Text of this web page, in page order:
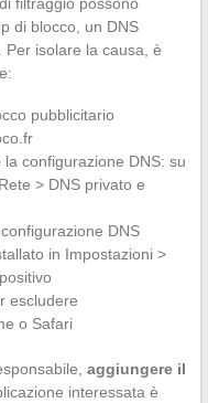
di blocco, un DNS
isolare la causa, è
pubblicitario
configurazione DNS: su
> DNS privato e
DNS
in Impostazioni >
escludere
o Safari
aggiungere il
interessata è